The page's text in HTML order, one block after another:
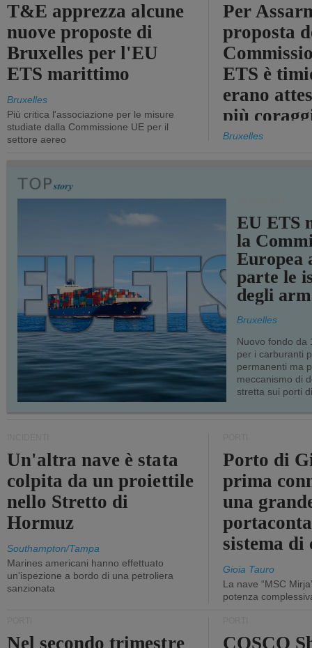
T&E apprezza alcune
nuove proposte di
Bruxelles per l'EU
ETS marittimo
Bruxelles
Più critica l'associazione per le misure
studiate dalla Commissione UE per il
settore aereo
Per
proposta
ETS è
erano
più
Bruxelles
EU ETS
la
Europea
parte le
degli
Bruxelles
Nuovo fondo da
per i carburanti
permanenti ma
meccanismo di
stretta sui porti
Un'altra nave è stata
colpita da un proiettile
nello Stretto di
Hormuz
Southampton/Tampa
Marines americani hanno effettuato
un'ispezione a bordo di una petroliera
sanzionata
Porto di
prima
una
sistema
Gioia Tauro
La nave “MSC
potenza
Nel secondo trimestre
COSCO